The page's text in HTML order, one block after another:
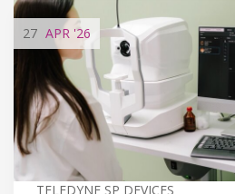
27 APR '26
TELEDYNE SP DEVICES